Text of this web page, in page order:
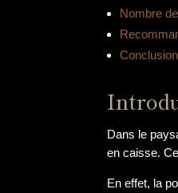
Nombre
Conclusion
Dans le
en caisse.
En effet, la